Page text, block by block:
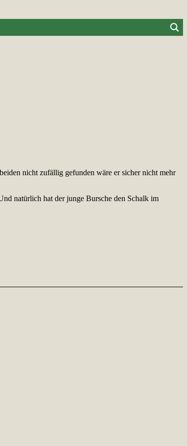
nicht zufällig gefunden wäre er sicher nicht mehr
natürlich hat der junge Bursche den Schalk im